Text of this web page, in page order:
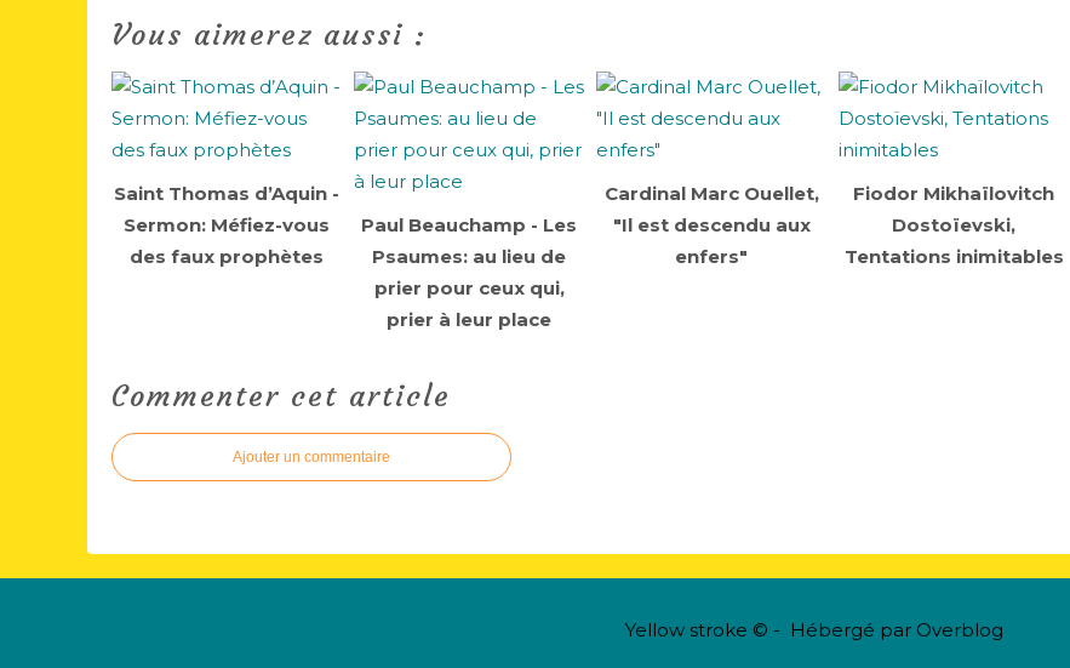
Vous aimerez aussi :
Saint Thomas d’Aquin -
Sermon: Méfiez-vous
des faux prophètes
Paul Beauchamp - Les
Psaumes: au lieu de
prier pour ceux qui,
prier à leur place
Cardinal Marc Ouellet,
"Il est descendu aux
enfers"
Fiodor Mikhaïlovitch
Dostoïevski,
Tentations inimitables
Commenter cet article
Ajouter un commentaire
Yellow stroke © - Hébergé par Overblog